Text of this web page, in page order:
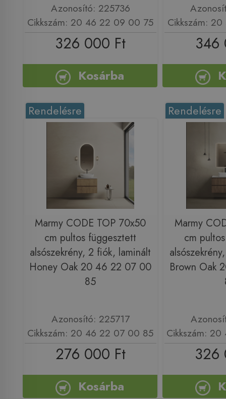
Azonosító: 225736
Cikkszám: 20 46 22 09 00 75
326 000 Ft
Kosárba
Cikkszám:
346
Rendelésre
Marmy CODE TOP 70x50
cm pultos függesztett
alsószekrény, 2 fiók, laminált
Honey Oak 20 46 22 07 00
85
Azonosító: 225717
Cikkszám: 20 46 22 07 00 85
276 000 Ft
Kosárba
Rendelésre
Marmy
cm
Brown Oak
Cikkszám:
326